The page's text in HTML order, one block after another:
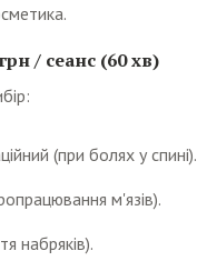
/ сеанс (60 хв)
(при болях у спині).
м'язів).
набряків).